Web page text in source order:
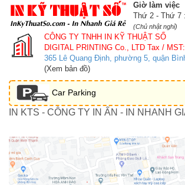
Giờ làm việc
Thứ 2 - Thứ 7
(Chủ nhật nghỉ)
CÔNG TY TNHH IN KỸ THUẬT SỐ
DIGITAL PRINTING Co., LTD Tax /
365 Lê Quang Định, phường 5, quận
(Xem bản đồ)
Car Parking
IN KTS - CÔNG TY IN ẤN - IN NHANH